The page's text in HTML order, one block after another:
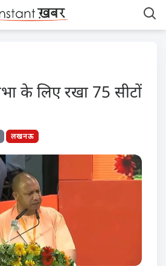
के लिए रखा 75 सीटों
लखनऊ